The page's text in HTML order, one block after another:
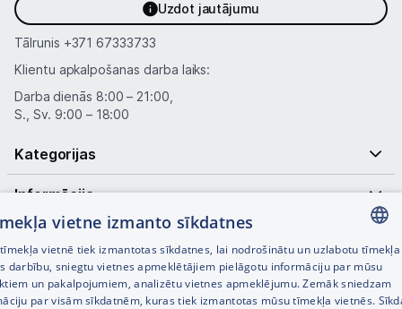
Uzdot jautājumu
Tālrunis +371 67333733
Klientu apkalpošanas darba laiks:
Darba dienās 8:00 – 21:00,
S., Sv. 9:00 – 18:00
Kategorijas
Informācija
Noderīgas saites
LATVIAN
RUSSIAN
vietne izmanto sīkdatnes
vietnē tiek izmantotas sīkdatnes, lai nodrošinātu un uzlabotu tīmekļa
darbību, sniegtu vietnes apmeklētājiem pielāgotu informāciju par mūsu
un pakalpojumiem, analizētu vietnes apmeklējumu. Zemāk sniedzam
par visām sīkdatnēm, kuras tiek izmantotas mūsu tīmekļa vietnēs.